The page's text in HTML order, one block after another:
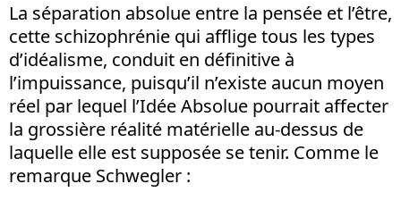
La séparation absolue entre la pensée et l’être,
cette schizophrénie qui afflige tous les types
d’idéalisme, conduit en définitive à
l’impuissance, puisqu’il n’existe aucun moyen
réel par lequel l’Idée Absolue pourrait affecter
la grossière réalité matérielle au-dessus de
laquelle elle est supposée se tenir. Comme le
remarque Schwegler :